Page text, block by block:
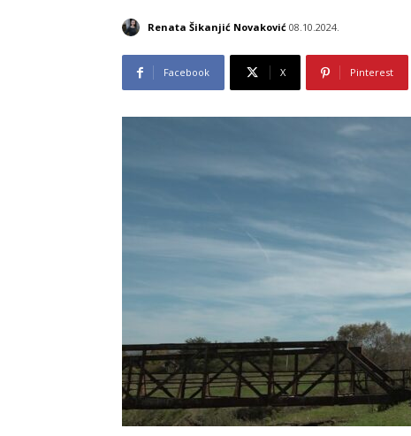
Renata Šikanjić Novaković 08.10.2024.
Facebook X Pinterest